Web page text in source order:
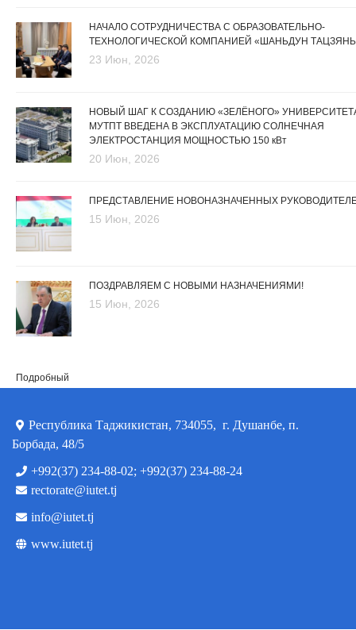
НАЧАЛО СОТРУДНИЧЕСТВА С ОБРАЗОВАТЕЛЬНО-
ТЕХНОЛОГИЧЕСКОЙ КОМПАНИЕЙ «ШАНЬДУН
23 Июн, 2026
НОВЫЙ ШАГ К СОЗДАНИЮ «ЗЕЛЁНОГО»
МУТПТ ВВЕДЕНА В ЭКСПЛУАТАЦИЮ СОЛНЕЧНАЯ
ЭЛЕКТРОСТАНЦИЯ МОЩНОСТЬЮ 150 кВт
20 Июн, 2026
ПРЕДСТАВЛЕНИЕ НОВОНАЗНАЧЕННЫХ
15 Июн, 2026
ПОЗДРАВЛЯЕМ С НОВЫМИ НАЗНАЧЕНИЯМИ!
15 Июн, 2026
Подробный
Республика Таджикистан, 734055, г. Душанбе, п.
Борбада, 48/5
+992(37) 234-88-02; +992(37) 234-88-24
rectorate@iutet.tj
info@iutet.tj
www.iutet.tj